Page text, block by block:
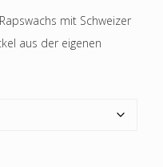
mit Schweizer
aus der eigenen